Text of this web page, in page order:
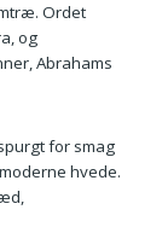
Ordet
og
Abrahams
for smag
hvede.